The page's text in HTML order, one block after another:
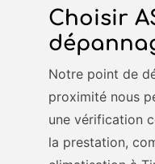
Choisir
Notre point de
proximité nous
une vérification
la prestation,